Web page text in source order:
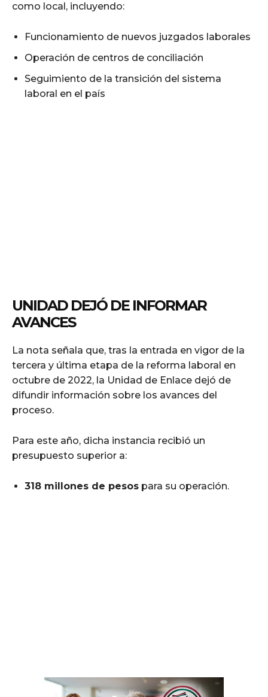
como local, incluyendo:
Funcionamiento de nuevos juzgados laborales
Operación de centros de conciliación
Seguimiento de la transición del sistema
laboral en el país
UNIDAD DEJÓ DE INFORMAR
AVANCES
La nota señala que, tras la entrada en vigor de la
tercera y última etapa de la reforma laboral en
octubre de 2022, la Unidad de Enlace dejó de
difundir información sobre los avances del
proceso.
Para este año, dicha instancia recibió un
presupuesto superior a:
318 millones de pesos para su operación.